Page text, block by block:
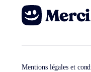
Mentions légales et